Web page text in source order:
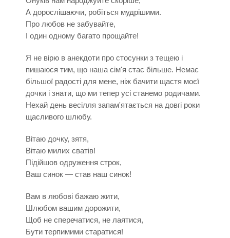
А дорослішаючи, робіться мудрішими.
Про любов не забувайте,
І один одному багато прощайте!
Я не вірю в анекдоти про стосунки з тещею і
пишаюся тим, що наша сім'я стає більше. Немає
більшої радості для мене, ніж бачити щастя моєї
дочки і знати, що ми тепер усі станемо родичами.
Нехай день весілля запам'ятається на довгі роки
щасливого шлюбу.
Вітаю дочку, зятя,
Вітаю милих сватів!
Підійшов одруження строк,
Ваш синок — став наш синок!
Вам в любові бажаю жити,
Шлюбом вашим дорожити,
Щоб не сперечатися, не лаятися,
Бути терпимими старатися!